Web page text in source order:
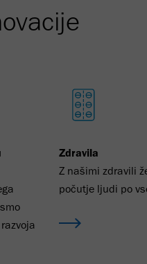
Zdravila
Z našimi zdravili
počutje ljudi po